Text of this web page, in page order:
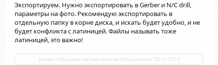
Экспортируем. Нужно экспортировать в Gerber и N/C drill,
параметры на фото. Рекомендую экспортировать в
отдельную папку в корне диска, и искать будет удобно, и не
будет конфликта с латиницей. Файлы называть тоже
латиницей, это важно!
Ваши сообщения автоматически объединены: 28.01.2019